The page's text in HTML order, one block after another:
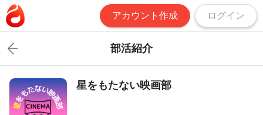
アカウント作成 ログイン
部活紹介
星をもたない映画部